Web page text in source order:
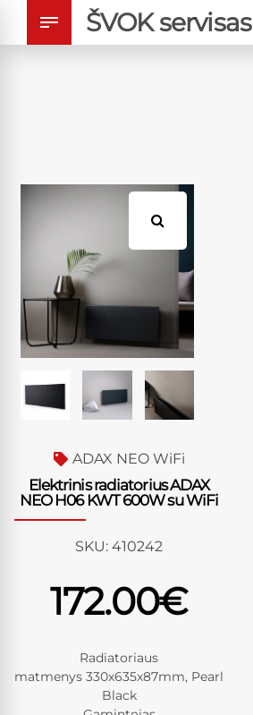
ŠVOK servisas
ADAX NEO WiFi
Elektrinis radiatorius ADAX
NEO H06 KWT 600W su WiFi
SKU: 410242
172.00€
Radiatoriaus
matmenys 330x635x87mm, Pearl
Black